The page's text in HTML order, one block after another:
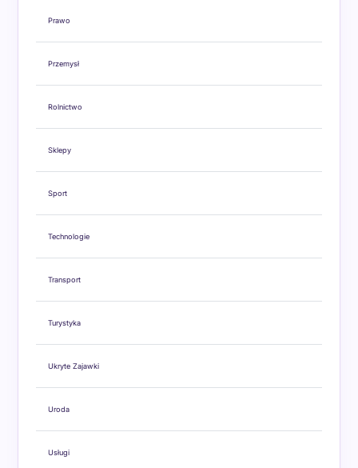
Prawo
Przemysł
Rolnictwo
Sklepy
Sport
Technologie
Transport
Turystyka
Ukryte Zajawki
Uroda
Usługi